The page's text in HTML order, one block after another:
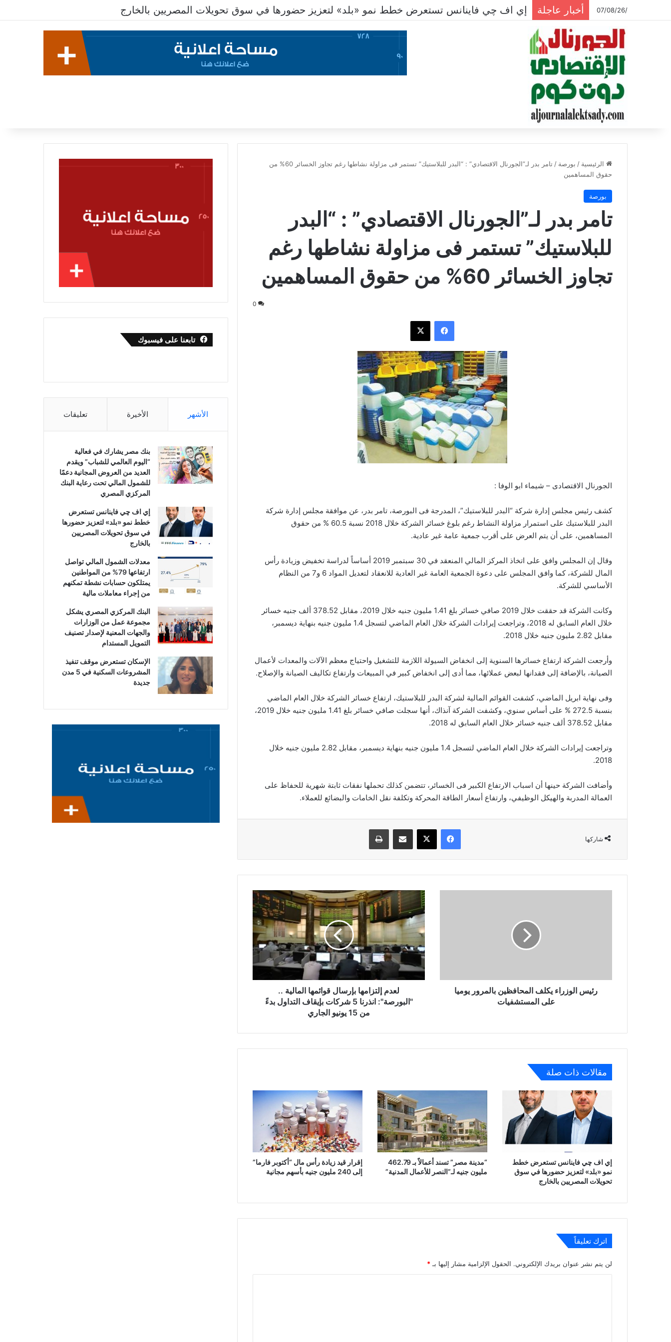
/07/08/26 أخبار عاجلة إي اف چي فاينانس تستعرض خطط نمو «بلد» لتعزيز حضورها في سوق تحويلات المصريين بالخارج
الرئيسية / بورصة /
تامر بدر لـ”الجورنال الاقتصادي” : “البدر للبلاستيك” تستمر فى مزاولة نشاطها رغم تجاوز الخسائر 60% من
حقوق المساهمين
بورصة
تامر بدر لـ”الجورنال الاقتصادي” : “البدر
للبلاستيك” تستمر فى مزاولة نشاطها رغم
تجاوز الخسائر 60% من حقوق المساهمين
0
فيسبوك ‫X
الجورنال الاقتصادى – شيماء ابو الوفا :
كشف رئيس مجلس إدارة شركة “البدر للبلاستيك”، المدرجة فى البورصة، تامر بدر، عن موافقة مجلس إدارة شركة
البدر للبلاستيك على استمرار مزاولة النشاط رغم بلوغ خسائر الشركة خلال 2018 نسبة 60.5 % من حقوق
المساهمين، على أن يتم العرض على أقرب جمعية عامة غير عادية.
وقال إن المجلس وافق على اتخاذ المركز المالي المنعقد في 30 سبتمبر 2019 أساساً لدراسة تخفيض وزيادة رأس
المال للشركة، كما وافق المجلس على دعوة الجمعية العامة غير العادية للانعقاد لتعديل المواد 6 و7 من النظام
الأساسي للشركة.
وكانت الشركة قد حققت خلال 2019 صافي خسائر بلغ 1.41 مليون جنيه خلال 2019، مقابل 378.52 ألف جنيه خسائر
خلال العام السابق له 2018، وتراجعت إيرادات الشركة خلال العام الماضي لتسجل 1.4 مليون جنيه بنهاية ديسمبر،
مقابل 2.82 مليون جنيه خلال 2018.
وأرجعت الشركة ارتفاع خسائرها السنوية إلى انخفاض السيولة اللازمة للتشغيل واحتياج معظم الآلات والمعدات لأعمال
الصيانة، بالإضافة إلى فقدانها لبعض عملائها، مما أدى إلى انخفاض كبير في المبيعات وارتفاع تكاليف الصيانة والإصلاح.
وفى نهاية ابريل الماضي، كشفت القوائم المالية لشركة البدر للبلاستيك، ارتفاع خسائر الشركة خلال العام الماضي
بنسبة 272.5 % على أساس سنوي، وكشفت الشركة آنذاك، أنها سجلت صافي خسائر بلغ 1.41 مليون جنيه خلال 2019،
مقابل 378.52 ألف جنيه خسائر خلال العام السابق له 2018.
وتراجعت إيرادات الشركة خلال العام الماضي لتسجل 1.4 مليون جنيه بنهاية ديسمبر، مقابل 2.82 مليون جنيه خلال
2018.
وأضافت الشركة حينها أن اسباب الارتفاع الكبير فى الخسائر، تتضمن كذلك تحملها نفقات ثابتة شهرية للحفاظ على
العمالة المدربة والهيكل الوظيفي، وارتفاع أسعار الطاقة المحركة وتكلفة نقل الخامات والبضائع للعملاء.
شاركها
فيسبوك ‫X مشاركة عبر البريد طباعة
رئيس الوزراء يكلف المحافظين بالمرور يوميا
على المستشفيات
لعدم
إلتزامها
بإرسال
قوائمها
المالية
..
"البورصة":
انذرنا
5
بإيقاف
لعدم إلتزامها بإرسال قوائمها المالية ..
"البورصة": انذرنا 5 شركات بإيقاف التداول بدءً
من 15 يونيو الجاري
مقالات ذات صلة
إي اف چي فاينانس تستعرض خطط
نمو «بلد» لتعزيز حضورها في سوق
تحويلات المصريين بالخارج
“مدينة مصر” تسند أعمالاً بـ 462.79
مليون جنيه لـ”النصر للأعمال المدنية”
إقرار قيد زيادة رأس مال “أكتوبر فارما”
إلى 240 مليون جنيه بأسهم مجانية
اترك تعليقاً
لن يتم نشر عنوان بريدك الإلكتروني. الحقول الإلزامية مشار إليها بـ *
تابعنا على فيسبوك
الأشهر الأخيرة تعليقات
بنك مصر يشارك في فعالية
“اليوم العالمي للشباب” ويقدم
العديد من العروض المجانية دعمًا
للشمول المالي تحت رعاية البنك
المركزي المصري
إي اف چي فاينانس تستعرض
خطط نمو «بلد» لتعزيز حضورها
في سوق تحويلات المصريين
بالخارج
معدلات الشمول المالي تواصل
ارتفاعها 79% من المواطنين
يمتلكون حسابات نشطة تمكنهم
من إجراء معاملات مالية
البنك المركزي المصري يشكل
مجموعة عمل من الوزارات
والجهات المعنية لإصدار تصنيف
التمويل المستدام
الإسكان تستعرض موقف تنفيذ
المشروعات السكنية في 5 مدن
جديدة